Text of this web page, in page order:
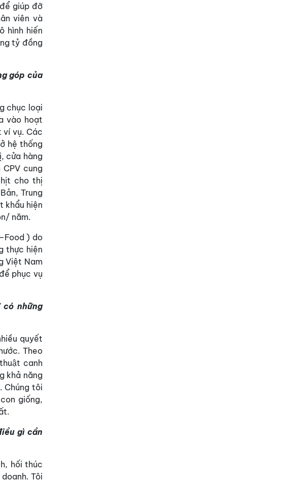
giúp đỡ
viên và
hình hiến
tỷ đồng
góp của
chục loại
vào hoạt
ví vụ. Các
hệ thống
cửa hàng
cung
cho thị
Trung
khẩu hiện
năm.
) do
thực hiện
Việt Nam
phục vụ
có những
quyết
Theo
canh
khả năng
Chúng tôi
giống,
gì cần
hối thúc
Tôi